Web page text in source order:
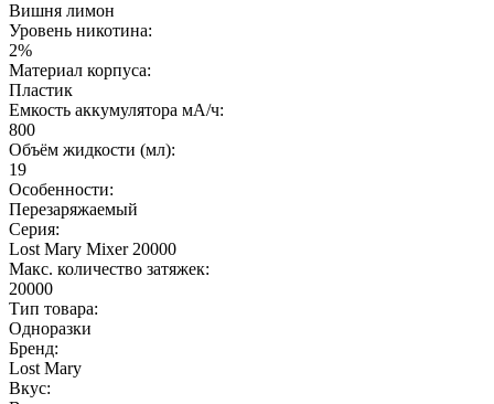
Вишня лимон
Уровень никотина:
2%
Материал корпуса:
Пластик
Емкость аккумулятора мА/ч:
800
Объём жидкости (мл):
19
Особенности:
Перезаряжаемый
Серия:
Lost Mary Mixer 20000
Макс. количество затяжек:
20000
Тип товара:
Одноразки
Бренд:
Lost Mary
Вкус: